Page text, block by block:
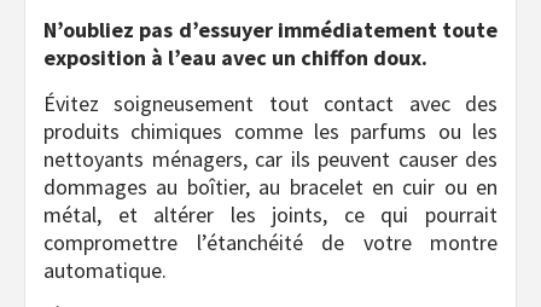
N’oubliez pas d’essuyer immédiatement toute
exposition à l’eau avec un chiffon doux.
Évitez soigneusement tout contact avec des
produits chimiques comme les parfums ou les
nettoyants ménagers, car ils peuvent causer des
dommages au boîtier, au bracelet en cuir ou en
métal, et altérer les joints, ce qui pourrait
compromettre l’étanchéité de votre montre
automatique.